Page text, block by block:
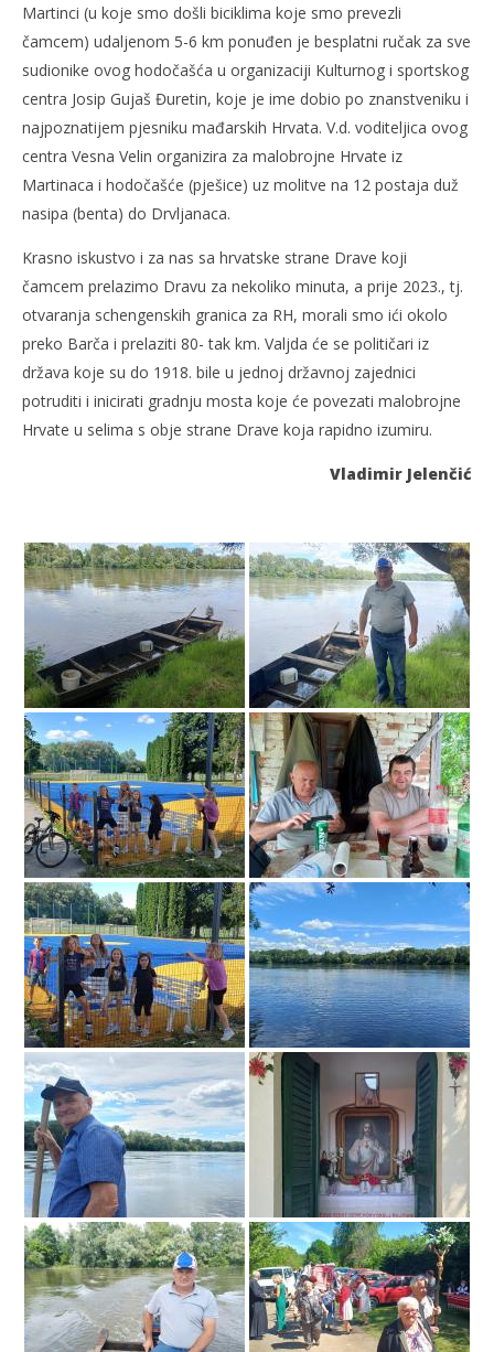
Martinci (u koje smo došli biciklima koje smo prevezli
čamcem) udaljenom 5-6 km ponuđen je besplatni ručak za sve
sudionike ovog hodočašća u organizaciji Kulturnog i sportskog
centra Josip Gujaš Đuretin, koje je ime dobio po znanstveniku i
najpoznatijem pjesniku mađarskih Hrvata. V.d. voditeljica ovog
centra Vesna Velin organizira za malobrojne Hrvate iz
Martinaca i hodočašće (pješice) uz molitve na 12 postaja duž
nasipa (benta) do Drvljanaca.
Krasno iskustvo i za nas sa hrvatske strane Drave koji
čamcem prelazimo Dravu za nekoliko minuta, a prije 2023., tj.
otvaranja schengenskih granica za RH, morali smo ići okolo
preko Barča i prelaziti 80- tak km. Valjda će se političari iz
država koje su do 1918. bile u jednoj državnoj zajednici
potruditi i inicirati gradnju mosta koje će povezati malobrojne
Hrvate u selima s obje strane Drave koja rapidno izumiru.
Vladimir Jelenčić